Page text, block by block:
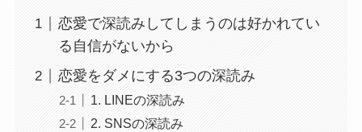
恋愛で深読みしてしまうのは好かれてい
る自信がないから
恋愛をダメにする3つの深読み
1. LINEの深読み
2. SNSの深読み